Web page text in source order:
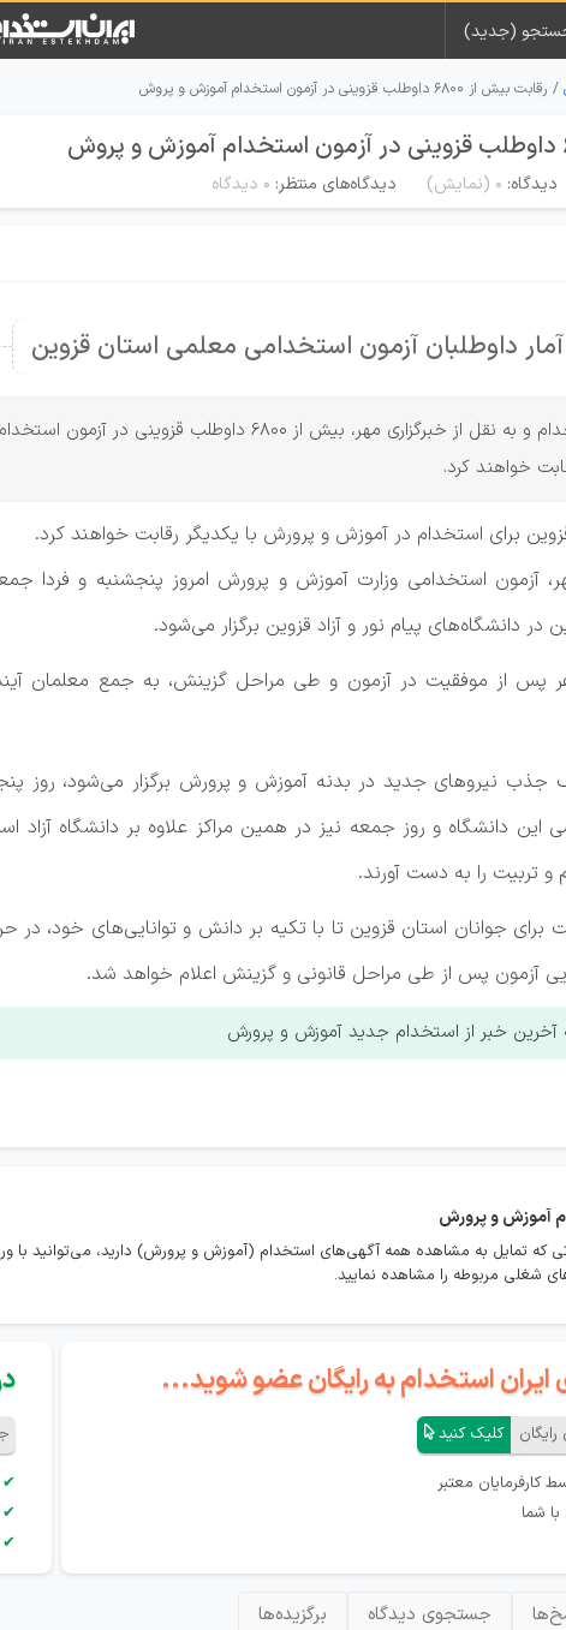
(جدید)
رقابت بیش از ۶۸۰۰ داوطلب قزوینی در آزمون استخدام آموزش و پروش
دیدگاه: 0 (نمایش) دیدگاه‌های منتظر: ۰ دیدگاه
آمار داوطلبان آزمون استخدامی معلمی استان قزوین
به گزارش ایران استخدام و به نقل از خبرگزاری مهر، بیش از ۶۸۰۰ داوطلب قزوینی
در دانشگاه‌های پیام نور و آزاد قزوین برگزار می‌شود.
این تعداد، ۳۵۶ نفر پس از موفقیت در آزمون و طی مراحل گزینش، به جمع معلمان
جذب نیروهای جدید در بدنه آموزش و پرورش برگزار می‌شود، روز
این دانشگاه و روز جمعه نیز در همین مراکز علاوه بر دانشگاه
تربیت را به دست آورند.
برای جوانان استان قزوین تا با تکیه بر دانش و توانایی‌های خود،
آزمون پس از طی مراحل قانونی و گزینش اعلام خواهد شد.
خبر از استخدام جدید آموزش و پرورش
آموزش و پرورش
که تمایل به مشاهده همه آگهی‌های استخدام (آموزش و پرورش) دارید، می‌توانید
شغلی مربوطه را مشاهده نمایید.
ایران استخدام به رایگان عضو شوید...
کلیک کنید
کارفرمایان معتبر
شما
✔
✔
✔
جستجوی دیدگاه برگزیده‌ها